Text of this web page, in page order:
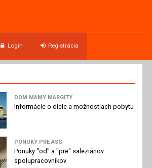
Login Registrácia
DOM MAMY MARGITY
Informácie o diele a možnostiach pobytu
PONUKY PRE ASC
Ponuky "od" a "pre" saleziánov
spolupracovníkov